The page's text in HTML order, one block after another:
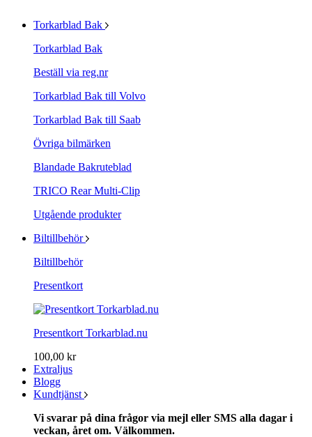
Torkarblad Bak
Torkarblad Bak
Beställ via reg.nr
Torkarblad Bak till Volvo
Torkarblad Bak till Saab
Övriga bilmärken
Blandade Bakruteblad
TRICO Rear Multi-Clip
Utgående produkter
Biltillbehör
Biltillbehör
Presentkort
Presentkort Torkarblad.nu
100,00 kr
Extraljus
Blogg
Kundtjänst
Vi svarar på dina frågor via mejl eller SMS alla dagar i
veckan, året om. Välkommen.